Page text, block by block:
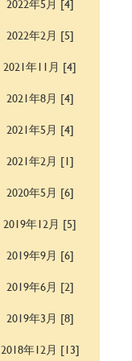
2022年5月 [4]
2022年2月 [5]
2021年11月 [4]
2021年8月 [4]
2021年5月 [4]
2021年2月 [1]
2020年5月 [6]
2019年12月 [5]
2019年9月 [6]
2019年6月 [2]
2019年3月 [8]
2018年12月 [13]